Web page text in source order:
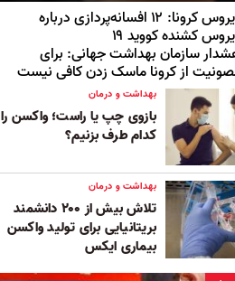
ویروس کرونا: ۱۲ افسانه‌پردازی در‌باره
کشنده کووید ۱۹
سازمان بهداشت جهانی: برای
از کرونا ماسک زدن کافی نیست
بهداشت و درمان
بازوی چپ یا راست؛ واکسن را
کدام طرف بزنیم؟
بهداشت و درمان
تلاش بیش از ۲۰۰ دانشمند
بریتانیایی برای تولید واکسن
بیماری ایکس